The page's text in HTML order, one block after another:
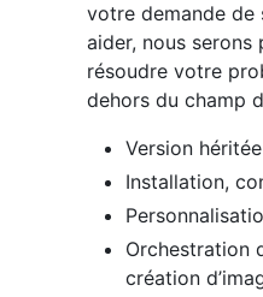
votre demande de
aider, nous
résoudre votre
dehors du champ
Version
Installation,
Orchestration
création